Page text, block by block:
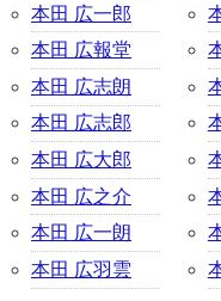
本田 広一郎
本田 広報堂
本田 広志朗
本田 広志郎
本田 広大郎
本田 広之介
本田 広一朗
本田 広羽雲